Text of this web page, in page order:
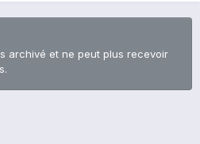
archivé et ne peut plus recevoir